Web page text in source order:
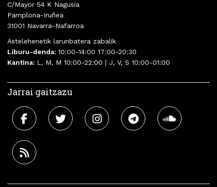
C/Mayor 54 K Nagusia
Pamplona-Iruñea
31001 Navarra-Nafarroa
Astelehenetik larunbatera zabalik
Liburu-denda: 10:00-14:00 17:00-20:30
Kantina: L, M, M 10:00-22:00 | J, V, S 10:00-01:00
Jarrai gaitzazu